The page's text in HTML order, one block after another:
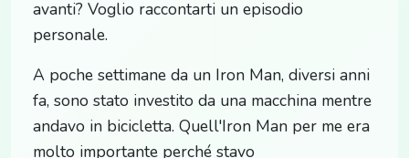
avanti? Voglio raccontarti un episodio
personale.
A poche settimane da un Iron Man, diversi anni
fa, sono stato investito da una macchina mentre
andavo in bicicletta. Quell'Iron Man per me era
molto importante perché stavo